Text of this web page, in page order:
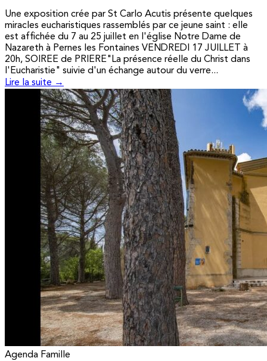
Une exposition crée par St Carlo Acutis présente quelques
miracles eucharistiques rassemblés par ce jeune saint : elle
est affichée du 7 au 25 juillet en l'église Notre Dame de
Nazareth à Pernes les Fontaines VENDREDI 17 JUILLET à
20h, SOIREE de PRIERE"La présence réelle du Christ dans
l'Eucharistie" suivie d'un échange autour du verre...
Lire la suite →
Agenda Famille